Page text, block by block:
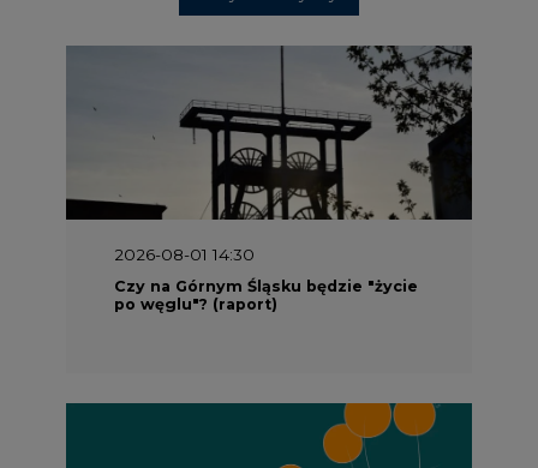
2026-08-01 13:00
Wyszedł ciekawy raport o stanie
klimatu w Europie